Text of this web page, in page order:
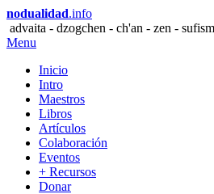
nodualidad.info
advaita - dzogchen - ch'an - zen -
Menu
Inicio
Intro
Maestros
Libros
Artículos
Colaboración
Eventos
+ Recursos
Donar